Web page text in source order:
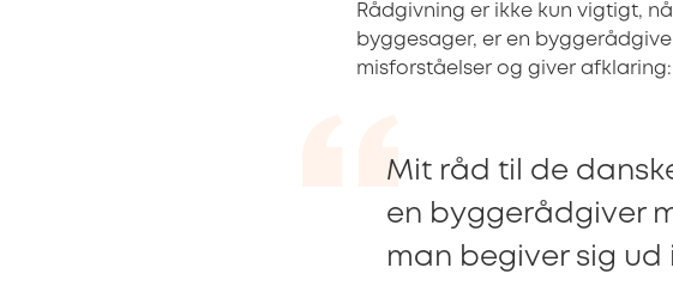
Rådgivning er ikke kun vigtigt,
byggesager, er en
misforståelser og giver afklaring:
Mit råd til de
en byggerådgiver
man begiver sig ud